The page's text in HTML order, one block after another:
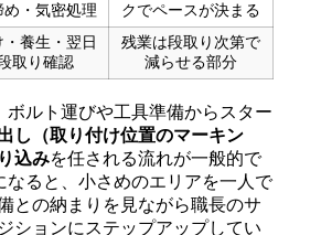
め・気密処理
クでペースが決まる
・養生・翌日
取り確認
残業は段取り次第で
減らせる部分
ボルト運びや工具準備からスター
し（取り付け位置のマーキン
込みを任される流れが一般的で
なると、小さめのエリアを一人で
との納まりを見ながら職長のサ
ションにステップアップしてい